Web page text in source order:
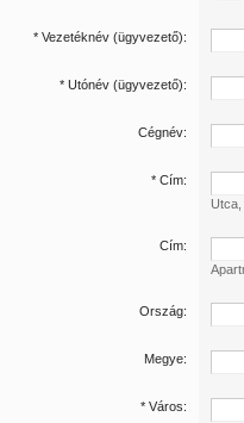
* Vezetéknév (ügyvezető):
* Utónév (ügyvezető):
Cégnév:
* Cím:
Cím:
Ország:
Megye:
* Város: